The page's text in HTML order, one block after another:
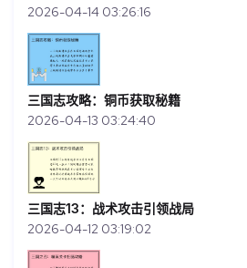
2026-04-14 03:26:16
三国志攻略：铜币获取秘籍
2026-04-13 03:24:40
三国志13：战术攻击引领战局
2026-04-12 03:19:02